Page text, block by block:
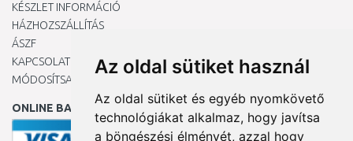
Az oldal sütiket használ
Az oldal sütiket és egyéb nyomkövető
technológiákat alkalmaz, hogy javítsa
a böngészési élményét, azzal hogy
KÉSZLET INFORMÁCIÓ
HÁZHOZSZÁLLÍTÁS
ÁSZF
KAPCSOLAT
MÓDOSÍTSA A COOKIE-BEÁLLÍTÁSAIMAT
ONLINE BANKKÁRTYÁVAL